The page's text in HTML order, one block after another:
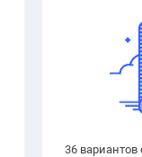
36 вариантов